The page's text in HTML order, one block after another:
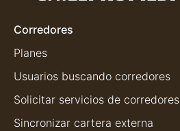
Corredores
Planes
Usuarios buscando corredores
Solicitar servicios de corredores
Sincronizar cartera externa